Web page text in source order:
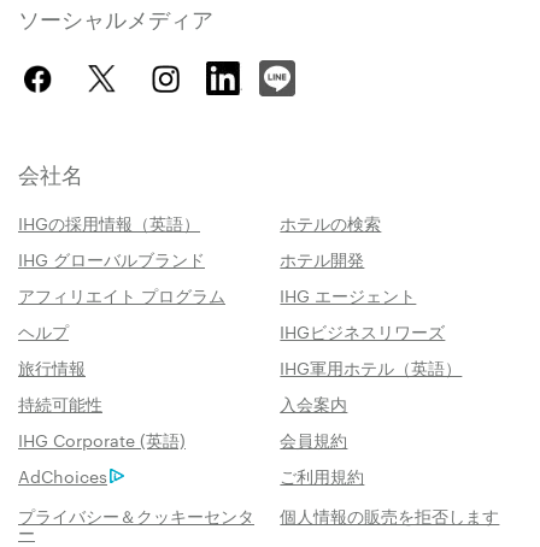
ソーシャルメディア
会社名
IHGの採用情報（英語）
ホテルの検索
IHG グローバルブランド
ホテル開発
アフィリエイト プログラム
IHG エージェント
ヘルプ
IHGビジネスリワーズ
旅行情報
IHG軍用ホテル（英語）
持続可能性
入会案内
IHG Corporate (英語)
会員規約
AdChoices
ご利用規約
プライバシー＆クッキーセンタ
ー
個人情報の販売を拒否します